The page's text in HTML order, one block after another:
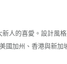
人的喜愛。設計風
國加州、香港與新加